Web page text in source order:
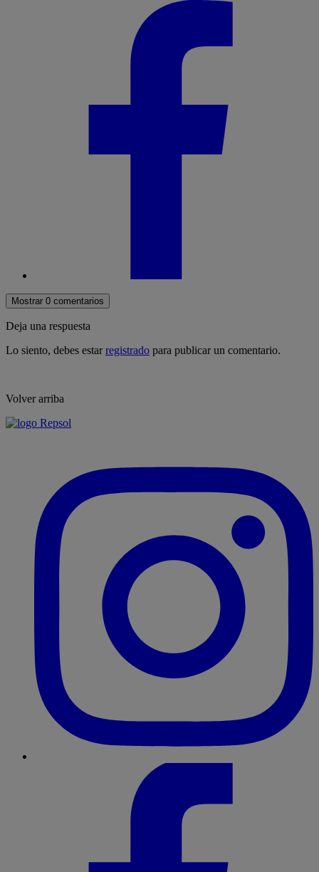
Mostrar 0 comentarios
Deja una respuesta
Lo siento, debes estarregistrado para publicar un comentario.
Volver arriba